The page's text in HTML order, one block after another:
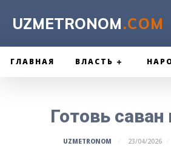
UZMETRONOM.COM
ГЛАВНАЯ ВЛАСТЬ
Готовь саван
UZMETRONOM 23/04/2026